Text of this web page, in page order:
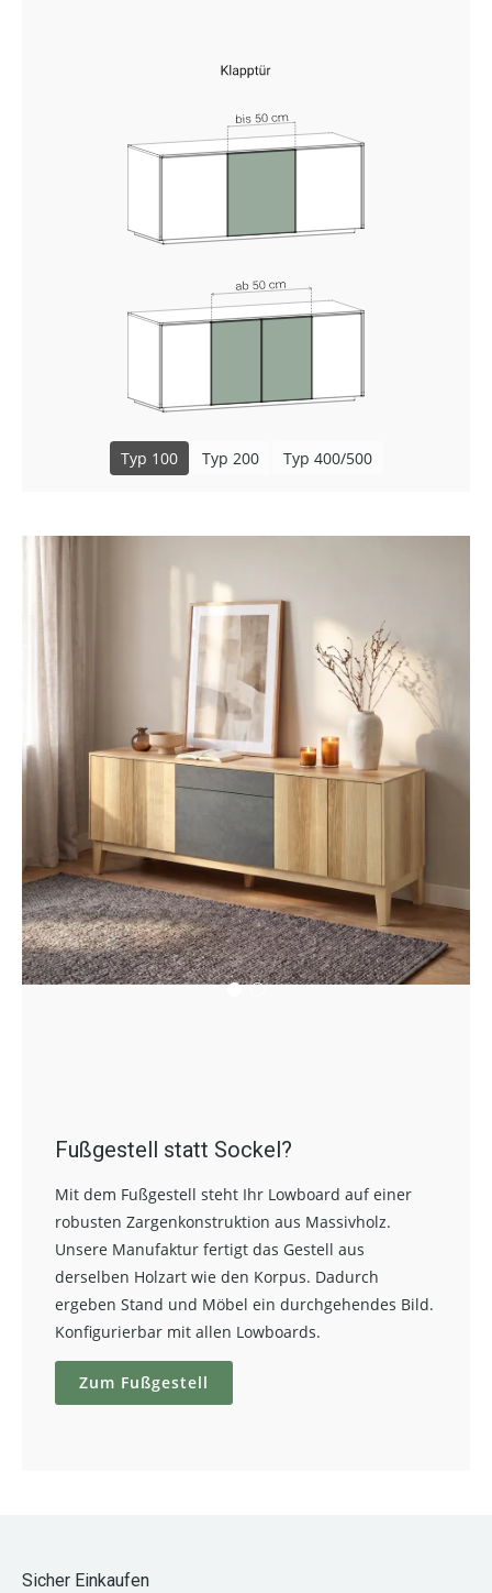
Typ 100 Typ 200 Typ 400/500
Fußgestell statt Sockel?
Mit dem Fußgestell steht Ihr Lowboard auf einer
robusten Zargenkonstruktion aus Massivholz.
Unsere Manufaktur fertigt das Gestell aus
derselben Holzart wie den Korpus. Dadurch
ergeben Stand und Möbel ein durchgehendes Bild.
Konfigurierbar mit allen Lowboards.
Zum Fußgestell
Sicher Einkaufen